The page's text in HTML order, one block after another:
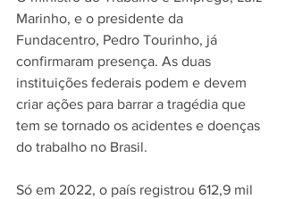
Marinho, e o presidente da
Fundacentro, Pedro Tourinho, já
confirmaram presença. As duas
instituições federais podem e devem
criar ações para barrar a tragédia que
tem se tornado os acidentes e doenças
do trabalho no Brasil.
Só em 2022, o país registrou 612,9 mil